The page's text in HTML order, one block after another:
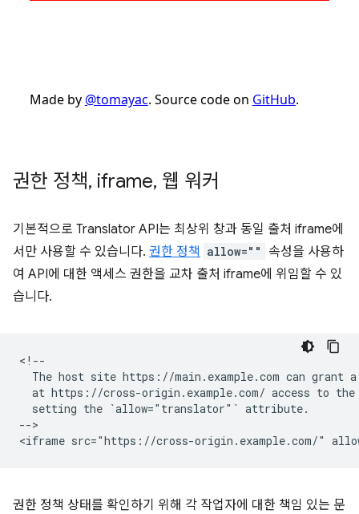
권한 정책, iframe, 웹 워커
기본적으로 Translator API는 최상위 창과 동일 출처 iframe에
서만 사용할 수 있습니다. 권한 정책 allow=""
속성을 사용하
여 API에 대한 액세스 권한을 교차 출처 iframe에 위임할 수 있
습니다.
<!--
The host site https://main.example.com can grant
at https://cross-origin.example.com/ access to
  setting the `allow="translator"` attribute.
-->
권한 정책 상태를 확인하기 위해 각 작업자에 대한 책임 있는 문